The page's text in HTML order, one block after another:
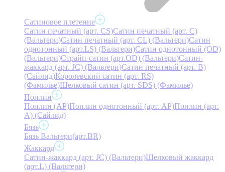
Сатиновое плетение
Сатин печатный (арт. СS)Сатин печатный (арт. С)
(Вальтери)Сатин печатный (арт. СL) (Вальтери)Сатин
однотонный (арт.LS) (Вальтери)Сатин однотонный (OD)
(Вальтери)Страйп-сатин (арт.OD) (Вальтери)Сатин-
жаккард (арт. JC) (Вальтери)Сатин печатный (арт. В)
(Сайлид)Королевский сатин (арт. RS)
(Фамилье)Шелковый сатин (арт. SDS) (Фамилье)
Поплин
Поплин (AP)Поплин однотонный (арт. AP)Поплин (арт.
А) (Сайлид)
Бязь
Бязь Вальтери(арт.BR)
Жаккард
Сатин-жаккард (арт. JC) (Вальтери)Шелковый жаккард
(арт.L) (Вальтери)